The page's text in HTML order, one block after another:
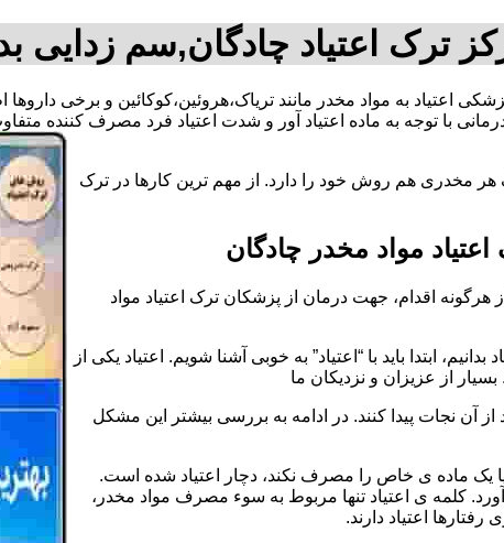
ترک اعتیاد چادگان,سم زدایی
اعتیاد به مواد مخدر مانند تریاک،هروئین،کوکائین و برخی
با توجه به ماده اعتیاد آور و شدت اعتیاد فرد مصرف کننده
مخدری هم روش خود را دارد. از مهم ترین کارها در ترک
مواد مخدر چادگان
اقدام، جهت درمان از پزشکان ترک اعتیاد مواد
ابتدا باید با “اعتیاد” به خوبی آشنا شویم. اعتیاد یکی از
از عزیزان و نزدیکان ما
آن نجات پیدا کنند. در ادامه به بررسی بیشتر این مشکل
یا یک ماده ی خاص را مصرف نکند، دچار اعتیاد شده است.
کلمه ی اعتیاد تنها مربوط به سوء مصرف مواد مخدر،
اعتیاد دارند.